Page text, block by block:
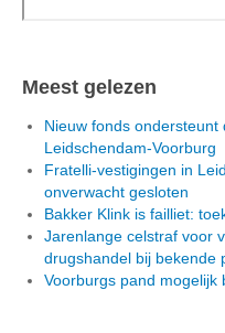
Meest gelezen
Nieuw fonds
Leidschendam-Voorburg
Fratelli-vestigingen in
onverwacht gesloten
Bakker Klink is failliet:
Jarenlange celstraf voor
drugshandel bij bekende
Voorburgs pand mogelijk